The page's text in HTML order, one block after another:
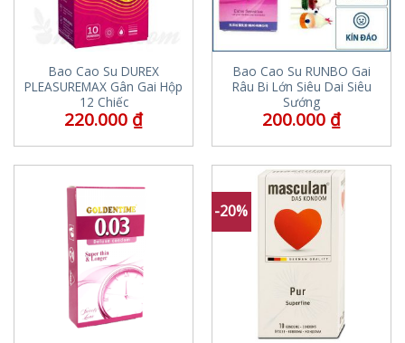
Bao Cao Su DUREX
PLEASUREMAX Gân Gai Hộp
12 Chiếc
220.000 ₫
Bao Cao Su RUNBO Gai
Râu Bi Lớn Siêu Dai Siêu
Sướng
200.000 ₫
-20%